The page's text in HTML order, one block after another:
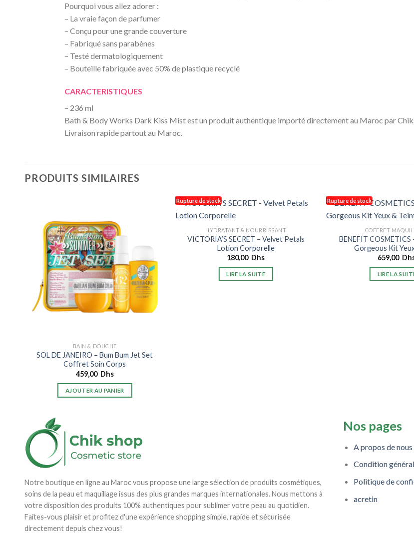
Pourquoi vous allez adorer :
– La vraie façon de parfumer
– Conçu pour une grande couverture
– Fabriqué sans parabènes
– Testé dermatologiquement
– Bouteille fabriquée avec 50% de plastique recyclé
CARACTERISTIQUES
– 236 ml
Bath & Body Works Dark Kiss Mist est un produit authentique importé directement au Maroc par
Livraison rapide partout au Maroc.
PRODUITS SIMILAIRES
BAIN & DOUCHE
SOL DE JANEIRO – Bum Bum Jet Set
Coffret Soin Corps
459,00 Dhs
AJOUTER AU PANIER
Rupture de stock
HYDRATANT & NOURRISSANT
VICTORIA’S SECRET – Velvet Petals
Lotion Corporelle
180,00 Dhs
LIRE LA SUITE
Rupture de stock
COFFRET
BENEFIT
Gorgeous Kit
659,00
LIRE LA
Notre boutique en ligne au Maroc vous propose une large sélection de produits cosmétiques,
soins de la peau et maquillage issus des plus grandes marques internationales. Nous mettons à
votre disposition des produits 100% authentiques pour sublimer votre peau au quotidien.
Faites-vous plaisir et profitez d'une expérience shopping simple, rapide et sécurisée
directement depuis chez vous!
Nos pages
A propos de nous
Condition
Politique de
acretin